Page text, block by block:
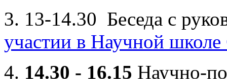
3. 13-14.30 Беседа с
участии в Научной
4. 14.30 - 16.15 Научно-